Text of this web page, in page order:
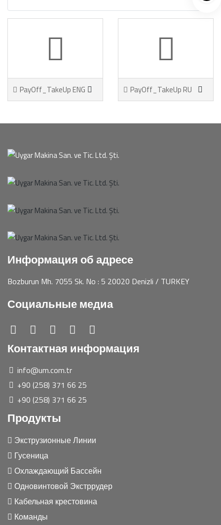
PayOff_TakeUp ENG PayOff_TakeUp RU
Информация об адресе
Bozburun Mh. 7055 Sk. No : 5 20020 Denizli / TURKEY
Социальные медиа
Контактная информация
info@um.com.tr
+90 (258) 371 66 25
+90 (258) 371 66 25
Продукты
Экструзионные Линии
Гусеница
Охлаждающий Бассейн
Одновинтовой Экстррудер
Кабельная крестовина
Команды